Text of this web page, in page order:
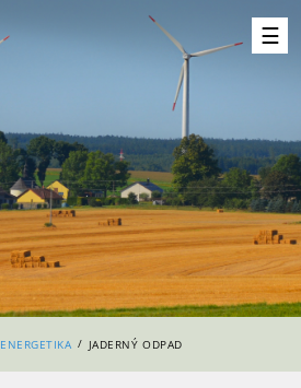
ENERGETIKA / JADERNÝ ODPAD